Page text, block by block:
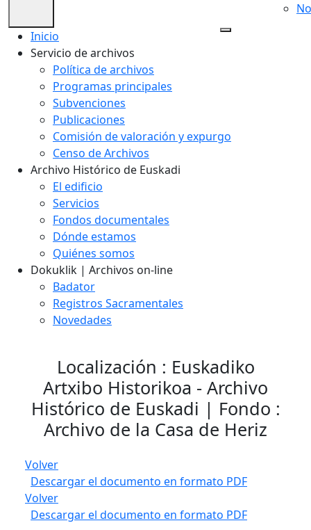
Inicio
Servicio de archivos
Política de archivos
Programas principales
Subvenciones
Publicaciones
Comisión de valoración y expurgo
Censo de Archivos
Archivo Histórico de Euskadi
El edificio
Servicios
Fondos documentales
Dónde estamos
Quiénes somos
Dokuklik | Archivos on-line
Badator
Registros Sacramentales
Novedades
Localización : Euskadiko
Artxibo Historikoa - Archivo
Histórico de Euskadi | Fondo :
Archivo de la Casa de Heriz
Volver
Descargar el documento en formato PDF
Volver
Descargar el documento en formato PDF